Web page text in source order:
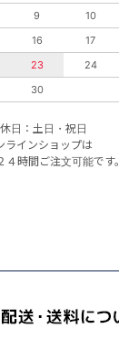
9 10
16 17
23 24
30
日：土日・祝日
ラインショップは
４時間ご注文可能です。